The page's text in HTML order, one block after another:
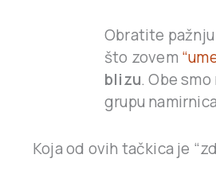
Obratite
što zovem
blizu. Obe
grupu namirnica
Koja od ovih tačkica je